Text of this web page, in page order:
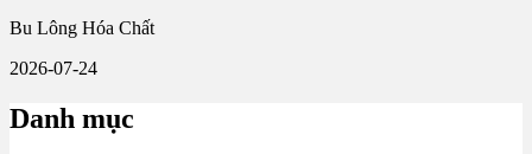
Bu Lông Hóa Chất
2026-07-24
Danh mục